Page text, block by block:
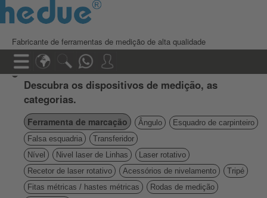
Fabricante de ferramentas de medição de alta qualidade
Descubra os dispositivos de medição, as
categorias.
Ferramenta de marcação Ângulo
Esquadro de carpinteiro
Falsa esquadria
Transferidor
Nível
Nivel laser de Linhas
Laser rotativo
Recetor de laser rotativo
Acessórios de nivelamento
Tripé
Fitas métricas / hastes métricas
Rodas de medição